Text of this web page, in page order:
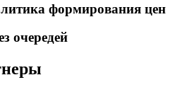
формирования цен
очередей